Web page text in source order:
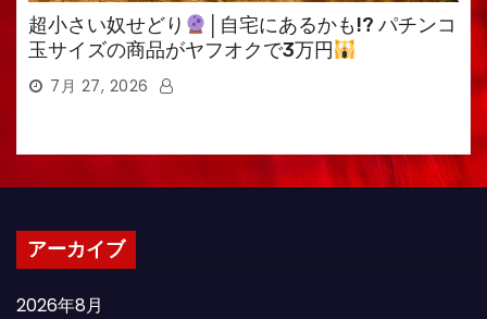
超小さい奴せどり
│自宅にあるかも!? パチンコ
玉サイズの商品がヤフオクで3万円
7月 27, 2026
アーカイブ
2026年8月